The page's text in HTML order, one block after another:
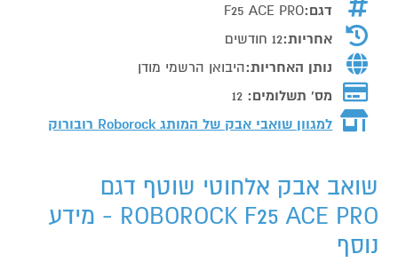
דגם:F25 ACE PRO
אחריות:12 חודשים
נותן האחריות:היבואן הרשמי מודן
מס' תשלומים: 12
למגוון שואבי אבק של המותגRoborock רובורוק
שואב אבק אלחוטי שוטף דגם
ROBOROCK F25 ACE PRO - מידע
נוסף